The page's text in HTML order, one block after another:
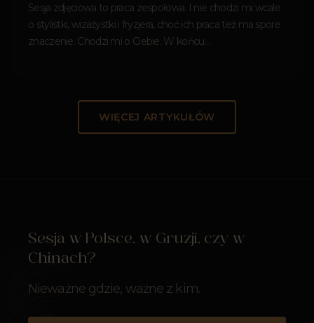
Sesja zdjęciowa to praca zespołowa. I nie chodzi mi wcale
o stylistki, wizażystki i fryzjera, choć ich praca też ma spore
znaczenie. Chodzi mi o Ciebie. W końcu…
WIĘCEJ ARTYKUŁÓW
Sesja w Polsce, w Gruzji, czy w
Chinach?
Nieważne gdzie, ważne z kim.